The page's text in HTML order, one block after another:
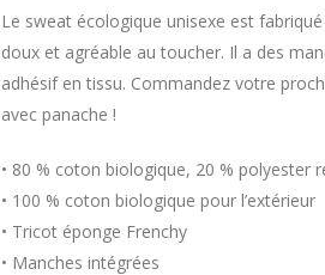
Le sweat écologique unisexe est
doux et agréable au toucher. Il a des
adhésif en tissu. Commandez votre
avec panache !
• 80 % coton biologique, 20 % polyester
• 100 % coton biologique pour l’extérieur
• Tricot éponge Frenchy
• Manches intégrées